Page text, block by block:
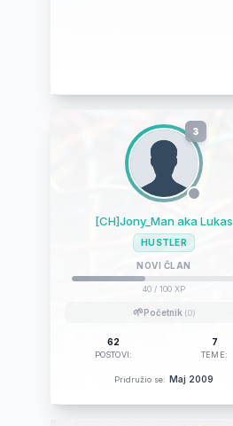
3
[CH]Jony_Man aka Lukas
HUSTLER
NOVI ČLAN
40 / 100 XP
🌱Početnik (0)
62
POSTOVI:
7
TEME:
Pridružio se: Maj 2009